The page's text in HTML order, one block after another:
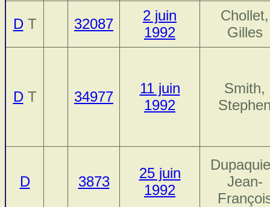
DT 32087
2 juin
1992
Chollet,
Gilles
DT 34977
11 juin
1992
Smith,
D 3873
25 juin
1992
Jean-